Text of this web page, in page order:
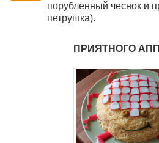
порубленный чеснок и
петрушка).
ПРИЯТНОГО